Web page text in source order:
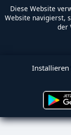
Diese Website
Website navigierst,
der
Installieren